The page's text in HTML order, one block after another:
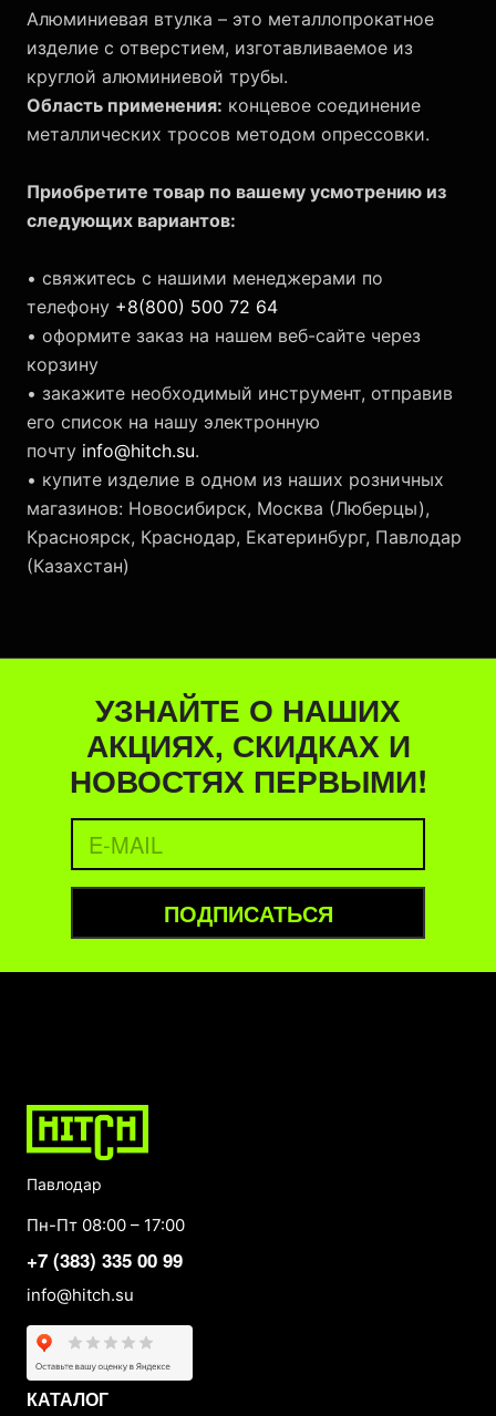
Алюминиевая втулка – это металлопрокатное
изделие с отверстием, изготавливаемое из
круглой алюминиевой трубы.
Область применения: концевое соединение
металлических тросов методом опрессовки.
Приобретите товар по вашему усмотрению из
следующих вариантов:
• свяжитесь с нашими менеджерами по
телефону +8(800) 500 72 64
• оформите заказ на нашем веб-сайте через
корзину
• закажите необходимый инструмент, отправив
его список на нашу электронную
почту info@hitch.su.
• купите изделие в одном из наших розничных
магазинов: Новосибирск, Москва (Люберцы),
Красноярск, Краснодар, Екатеринбург, Павлодар
(Казахстан)
УЗНАЙТЕ О НАШИХ
АКЦИЯХ, СКИДКАХ И
НОВОСТЯХ ПЕРВЫМИ!
ПОДПИСАТЬСЯ
Павлодар
Пн-Пт 08:00 – 17:00
+7 (383) 335 00 99
info@hitch.su
КАТАЛОГ